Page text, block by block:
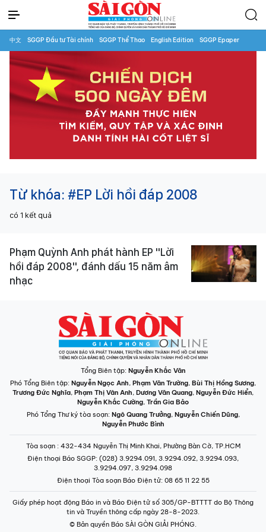
中文 SGGP Đầu tư Tài chính SGGP Thể Thao English Edition SGGP Epaper
Từ khóa: #EP Lời hồi đáp 2008
có 1 kết quả
Phạm Quỳnh Anh phát hành EP "Lời
hồi đáp 2008", đánh dấu 15 năm âm
nhạc
Tổng Biên tập: Nguyễn Khắc Văn
Phó Tổng Biên tập: Nguyễn Ngọc Anh, Phạm Văn Trường, Bùi Thị Hồng Sương,
Trương Đức Nghĩa, Phạm Thị Vân Anh, Dương Văn Quang, Nguyễn Đức Hiển,
Nguyễn Khắc Cường, Trần Gia Bảo
Phó Tổng Thư ký tòa soạn: Ngô Quang Trưởng, Nguyễn Chiến Dũng,
Nguyễn Phước Bình
Tòa soạn : 432-434 Nguyễn Thị Minh Khai, Phường Bàn Cờ, TP.HCM
Điện thoại Báo SGGP: (028) 3.9294.091, 3.9294.092, 3.9294.093,
3.9294.097, 3.9294.098
Điện thoại Tòa soạn Báo Điện tử: 08 65 11 22 55
Giấy phép hoạt động Báo in và Báo Điện tử số 305/GP-BTTTT do Bộ Thông
tin và Truyền thông cấp ngày 28-8-2023.
© Bản quyền Báo SÀI GÒN GIẢI PHÓNG.